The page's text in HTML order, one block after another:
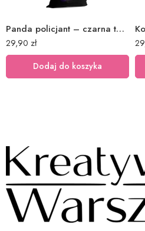
Panda policjant – czarna torba bawełniana z nadrukiem
29,90 zł
Dodaj do koszyka